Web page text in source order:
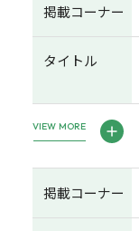
掲載コーナー
タイトル
VIEW MORE
掲載コーナー